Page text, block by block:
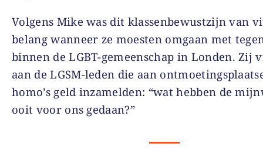
Volgens Mike was dit klassenbewustzijn van
belang wanneer ze moesten omgaan met
binnen de LGBT-gemeenschap in Londen. Zij
aan de LGSM-leden die aan
homo’s geld inzamelden: “wat hebben de
ooit voor ons gedaan?”